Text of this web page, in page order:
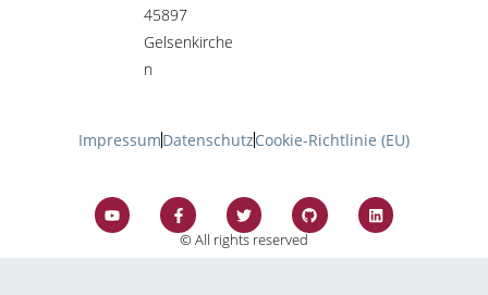
45897
Gelsenkirche
n
ImpressumDatenschutzCookie-Richtlinie (EU)
© All rights reserved